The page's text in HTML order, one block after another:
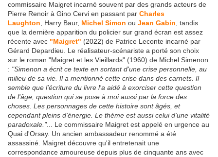
commissaire Maigret incarné souvent par des grands acteurs de
Pierre Renoir à Gino Cervi en passant par Charles
Laughton , Harry Baur, Michel Simon ou Jean Gabin , tandis
que la dernière apparition du policier sur grand écran est assez
récente avec "Maigret" (2022) de Patrice Leconte incarné par
Gérard Depardieu. Le réalisateur-scénariste a porté son choix
sur le roman "Maigret et les Vieillards" (1960) de Michel Simenon
: "Simenon a écrit ce texte en sortant d'une crise personnelle, au
milieu de sa vie. Il a mentionné cette crise dans des carnets. Il
semble que l'écriture du livre l'a aidé à exorciser cette question
de l'âge, question qui se pose à moi aussi par la force des
choses. Les personnages de cette histoire sont âgés, et
cependant pleins d'énergie. Le thème est aussi celui d'une vitalité
paradoxale."... Le commissaire Maigret est appelé en urgence au
Quai d'Orsay. Un ancien ambassadeur renommé a été
assassiné. Maigret découvre qu'il entretenait une
correspondance amoureuse depuis plus de cinquante ans avec